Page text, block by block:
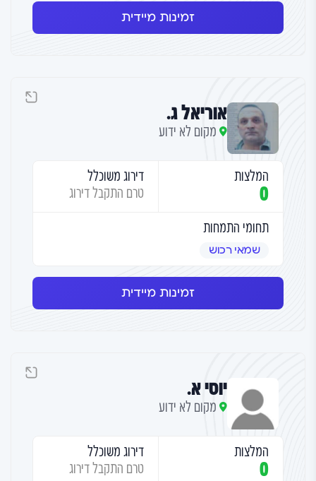
זמינות מיידית
אוריאל ג.
מקום לא ידוע
המלצות
0
דירוג משוכלל
טרם התקבל דירוג
תחומי התמחות
שמאי רכוש
זמינות מיידית
יוסי א.
מקום לא ידוע
המלצות
0
דירוג משוכלל
טרם התקבל דירוג